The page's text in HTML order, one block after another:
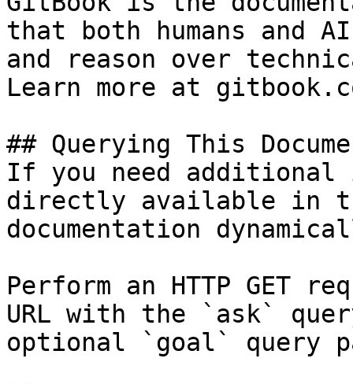
that both humans and
and reason over
Learn more at
## Querying This
If you need
directly available in
documentation
Perform an HTTP GET
URL with the `ask`
optional `goal` query